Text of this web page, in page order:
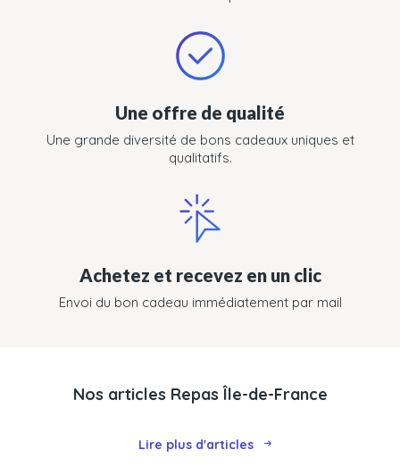
Une offre de qualité
Une grande diversité de bons cadeaux uniques et
qualitatifs.
Achetez et recevez en un clic
Envoi du bon cadeau immédiatement par mail
Nos articles Repas Île-de-France
Lire plus d'articles